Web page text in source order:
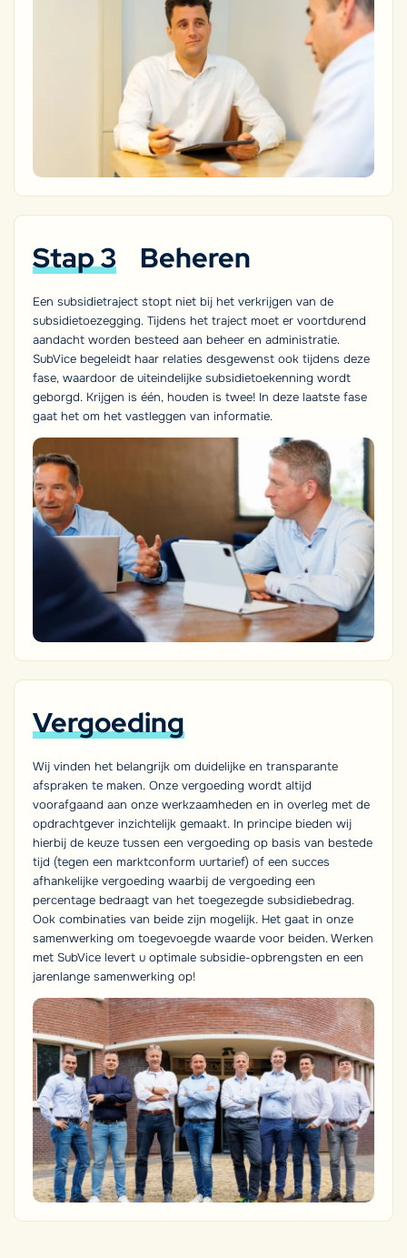
Stap 3 Beheren
Een subsidietraject stopt niet bij het verkrijgen van de
subsidietoezegging. Tijdens het traject moet er voortdurend
aandacht worden besteed aan beheer en administratie.
SubVice begeleidt haar relaties desgewenst ook tijdens deze
fase, waardoor de uiteindelijke subsidietoekenning wordt
geborgd. Krijgen is één, houden is twee! In deze laatste fase
gaat het om het vastleggen van informatie.
Vergoeding
Wij vinden het belangrijk om duidelijke en transparante
afspraken te maken. Onze vergoeding wordt altijd
voorafgaand aan onze werkzaamheden en in overleg met de
opdrachtgever inzichtelijk gemaakt. In principe bieden wij
hierbij de keuze tussen een vergoeding op basis van bestede
tijd (tegen een marktconform uurtarief) of een succes
afhankelijke vergoeding waarbij de vergoeding een
percentage bedraagt van het toegezegde subsidiebedrag.
Ook combinaties van beide zijn mogelijk. Het gaat in onze
samenwerking om toegevoegde waarde voor beiden. Werken
met SubVice levert u optimale subsidie-opbrengsten en een
jarenlange samenwerking op!